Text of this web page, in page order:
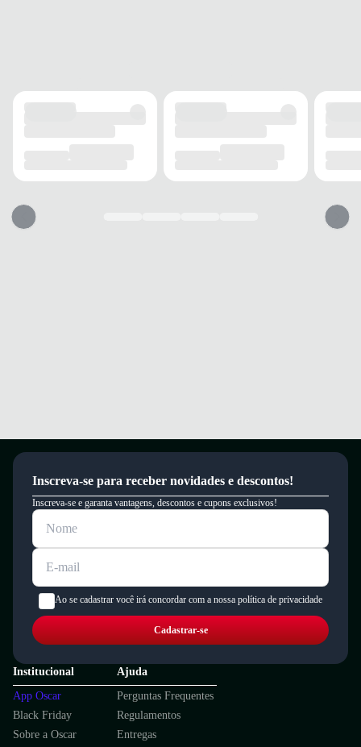
Inscreva-se para receber novidades e descontos!
Inscreva-se e garanta vantagens, descontos e cupons exclusivos!
Ao se cadastrar você irá concordar com a nossa política de privacidade
Cadastrar-se
Institucional
App Oscar
Black Friday
Sobre a Oscar
Ajuda
Perguntas Frequentes
Regulamentos
Entregas